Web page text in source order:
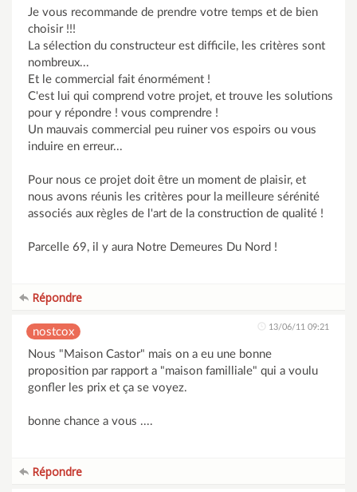
Je vous recommande de prendre votre temps et de bien
choisir !!!
La sélection du constructeur est difficile, les critères sont
nombreux...
Et le commercial fait énormément !
C'est lui qui comprend votre projet, et trouve les solutions
pour y répondre ! vous comprendre !
Un mauvais commercial peu ruiner vos espoirs ou vous
induire en erreur...
Pour nous ce projet doit être un moment de plaisir, et
nous avons réunis les critères pour la meilleure sérénité
associés aux règles de l'art de la construction de qualité !
Parcelle 69, il y aura Notre Demeures Du Nord !
Répondre
nostcox 13/06/11 09:21
Nous "Maison Castor" mais on a eu une bonne
proposition par rapport a "maison familliale" qui a voulu
gonfler les prix et ça se voyez.
bonne chance a vous ....
Répondre